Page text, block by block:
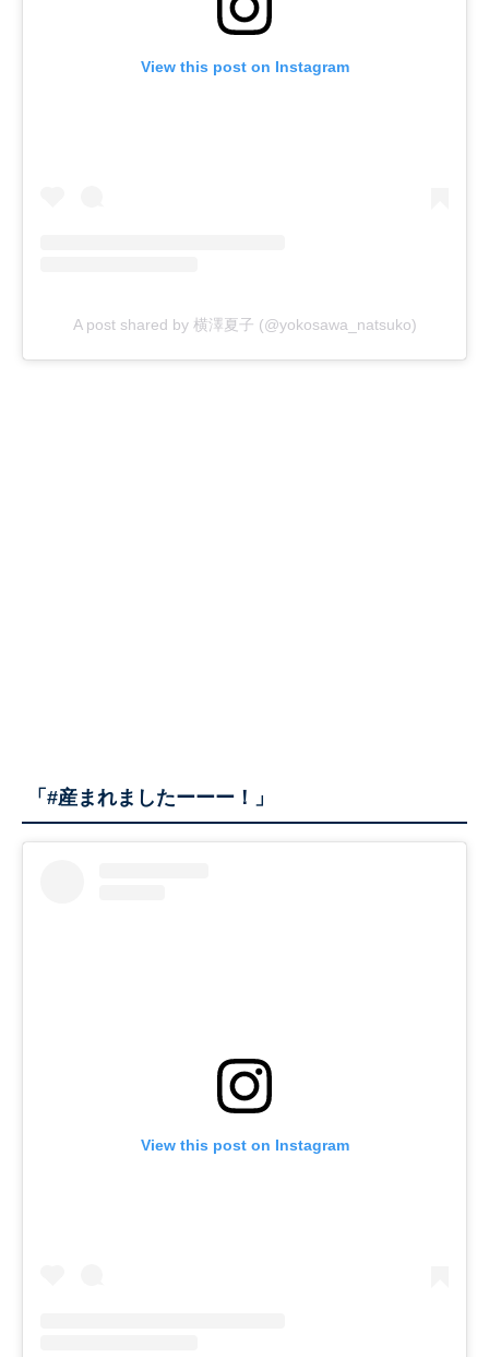
View this post on Instagram
A post shared by 横澤夏子 (@yokosawa_natsuko)
「#産まれましたーーー！」
View this post on Instagram